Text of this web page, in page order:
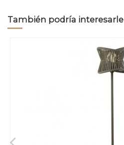
También podría interesarle